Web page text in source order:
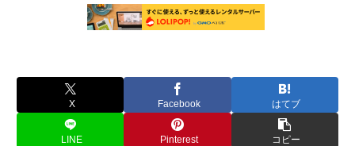
X Facebook はてブ
LINE Pinterest コピー